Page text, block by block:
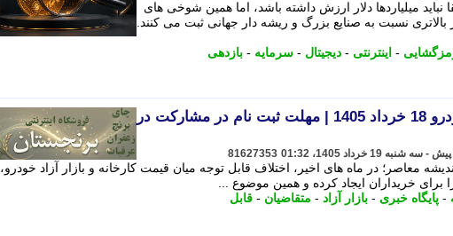
نباید میلیاردها دلار ارزش داشته باشد، اما همین شوخی های
بالاتری نسبت به صنایع بزرگ و ریشه دار جهانی ثبت می کنند.
- اینترنتی - دیجیتال - سرمایه - بازدهی
طرح فروش ایران خودرو 18 خرداد 1405 | مهلت ثبت نام در مشارکت در
81627353
معاصر؛ در ماه های اخیر، اختلاف قابل توجه میان قیمت کارخانه و بازار آزاد خودرو،
برای خریداران ایجاد کرده و همین موضوع ...
- پایگاه خبری - بازار آزاد - متقاضیان - قابل